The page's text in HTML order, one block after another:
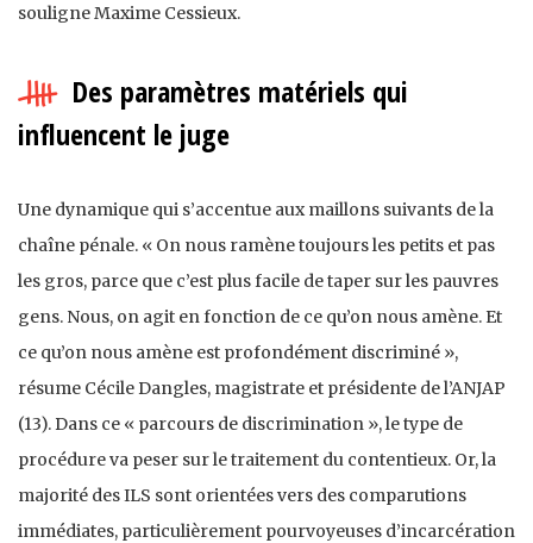
souligne Maxime Cessieux.
Des paramètres matériels qui
influencent le juge
Une dynamique qui s’accentue aux maillons suivants de la
chaîne pénale. « On nous ramène toujours les petits et pas
les gros, parce que c’est plus facile de taper sur les pauvres
gens. Nous, on agit en fonction de ce qu’on nous amène. Et
ce qu’on nous amène est profondément discriminé »,
résume Cécile Dangles, magistrate et présidente de l’ANJAP
(13). Dans ce « parcours de discrimination », le type de
procédure va peser sur le traitement du contentieux. Or, la
majorité des ILS sont orientées vers des comparutions
immédiates, particulièrement pourvoyeuses d’incarcération